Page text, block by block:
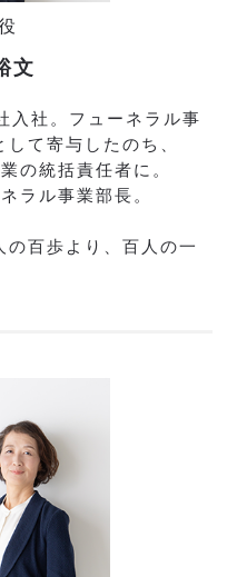
文
社。フューネラル事
て寄与したのち、
の統括責任者に。
ラル事業部長。
の百歩より、百人の一